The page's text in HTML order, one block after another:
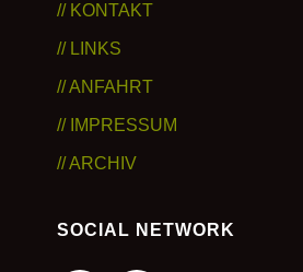
// KONTAKT
// LINKS
// ANFAHRT
// IMPRESSUM
// ARCHIV
SOCIAL NETWORK